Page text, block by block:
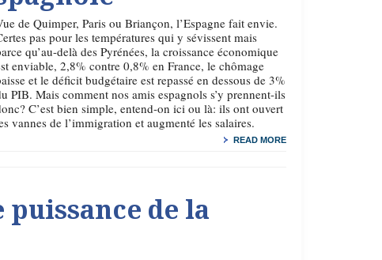
de Quimper, Paris ou Briançon, l’Espagne fait envie.
pas pour les températures qui y sévissent mais
qu’au-delà des Pyrénées, la croissance économique
enviable, 2,8% contre 0,8% en France, le chômage
et le déficit budgétaire est repassé en dessous de 3%
PIB. Mais comment nos amis espagnols s’y prennent-ils
C’est bien simple, entend-on ici ou là: ils ont ouvert
vannes de l’immigration et augmenté les salaires.
READ MORE
de la